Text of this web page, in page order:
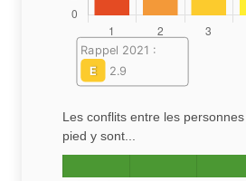
Rappel 2021 :
E
2.9
Les conflits entre les
pied y sont...